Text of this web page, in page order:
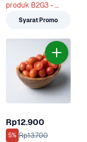
produk B2G3 -
500g x 3
Syarat Promo
Rp12.900
5% Rp13.700